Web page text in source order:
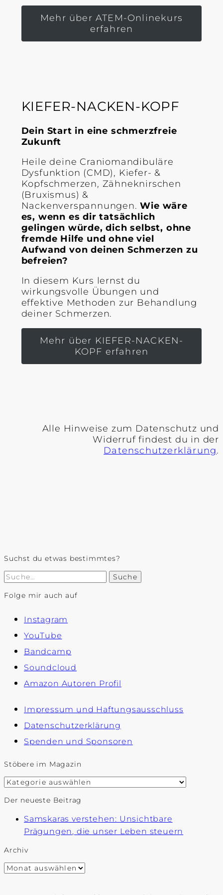
Mehr über ATEM-Onlinekurs
erfahren
KIEFER-NACKEN-KOPF
Dein Start in eine schmerzfreie
Zukunft
Heile deine Craniomandibuläre
Dysfunktion (CMD), Kiefer- &
Kopfschmerzen, Zähneknirschen
(Bruxismus) &
Nackenverspannungen.Wie wäre
es, wenn es dir tatsächlich
gelingen würde, dich selbst, ohne
fremde Hilfe und ohne viel
Aufwand von deinen Schmerzen zu
befreien?
In diesem Kurs lernst du
wirkungsvolle Übungen und
effektive Methoden zur Behandlung
deiner Schmerzen.
Mehr über KIEFER-NACKEN-
KOPF erfahren
Alle Hinweise zum Datenschutz und
Widerruf findest du in der
Datenschutzerklärung.
Suchst du etwas bestimmtes?
Suche
Folge mir auch auf
Instagram
YouTube
Bandcamp
Soundcloud
Amazon Autoren Profil
Impressum und Haftungsausschluss
Datenschutzerklärung
Spenden und Sponsoren
Stöbere im Magazin
Stöbere
Magazin
Der neueste Beitrag
Samskaras verstehen: Unsichtbare
Prägungen, die unser Leben steuern
Archiv
Archiv